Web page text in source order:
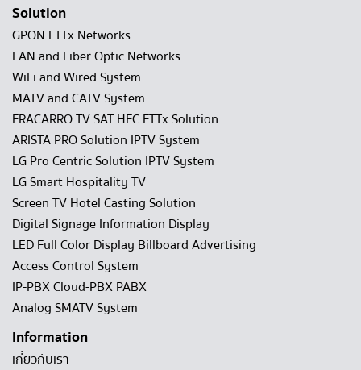
Solution
GPON FTTx Networks
LAN and Fiber Optic Networks
WiFi and Wired System
MATV and CATV System
FRACARRO TV SAT HFC FTTx Solution
ARISTA PRO Solution IPTV System
LG Pro Centric Solution IPTV System
LG Smart Hospitality TV
Screen TV Hotel Casting Solution
Digital Signage Information Display
LED Full Color Display Billboard Advertising
Access Control System
IP-PBX Cloud-PBX PABX
Analog SMATV System
Information
เกี่ยวกับเรา